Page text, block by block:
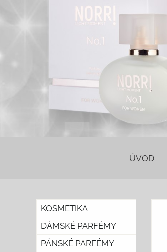
ÚVOD
KOSMETIKA
DÁMSKÉ PARFÉMY
PÁNSKÉ PARFÉMY